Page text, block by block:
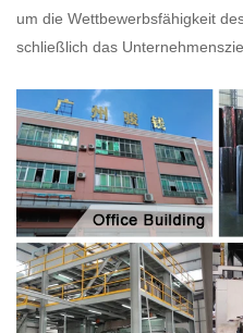
um die Wettbewerbsfähigkeit
schließlich das